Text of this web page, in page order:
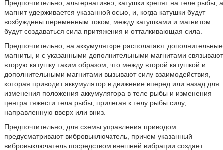
Предпочтительно, альтернативно, катушки крепят на теле рыбы, а
магнит удерживается указанной осью, и, когда катушки будут
возбуждены переменным током, между катушками и магнитом
будут создаваться сила притяжения и отталкивающая сила.
Предпочтительно, на аккумуляторе располагают дополнительные
магниты, и с указанными дополнительными магнитами связывают
вторую катушку таким образом, что между второй катушкой и
дополнительными магнитами вызывают силу взаимодействия,
которая приводит аккумулятор в движение вперед или назад для
изменения положения аккумулятора в теле рыбы и изменения
центра тяжести тела рыбы, прилегая к телу рыбы силу,
направленную вверх или вниз.
Предпочтительно, для схемы управления приводом
предусматривают вибровыключатель, причем указанный
вибровыключатель посредством внешней вибрации создает